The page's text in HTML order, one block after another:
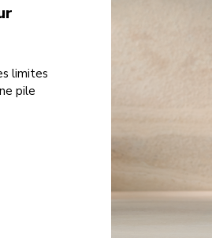
limites
pile